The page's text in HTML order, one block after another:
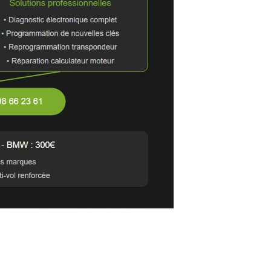
la clé électronique
électronique et système anti-démarrage
cryptée unique pour la sécurité
agréés spécialisés
contre le vol